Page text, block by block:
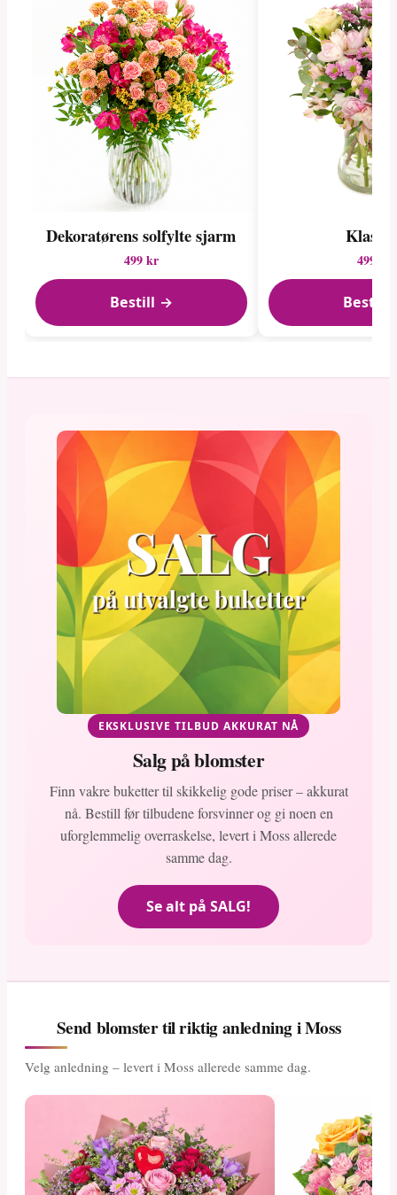
Dekoratørens solfylte sjarm
499 kr
Bestill →
499 kr
Bestill
EKSKLUSIVE TILBUD AKKURAT NÅ
Salg på blomster
Finn vakre buketter til skikkelig gode priser – akkurat
nå. Bestill før tilbudene forsvinner og gi noen en
uforglemmelig overraskelse, levert i Moss allerede
samme dag.
Se alt på SALG!
Send blomster til riktig anledning i Moss
Velg anledning – levert i Moss allerede samme dag.